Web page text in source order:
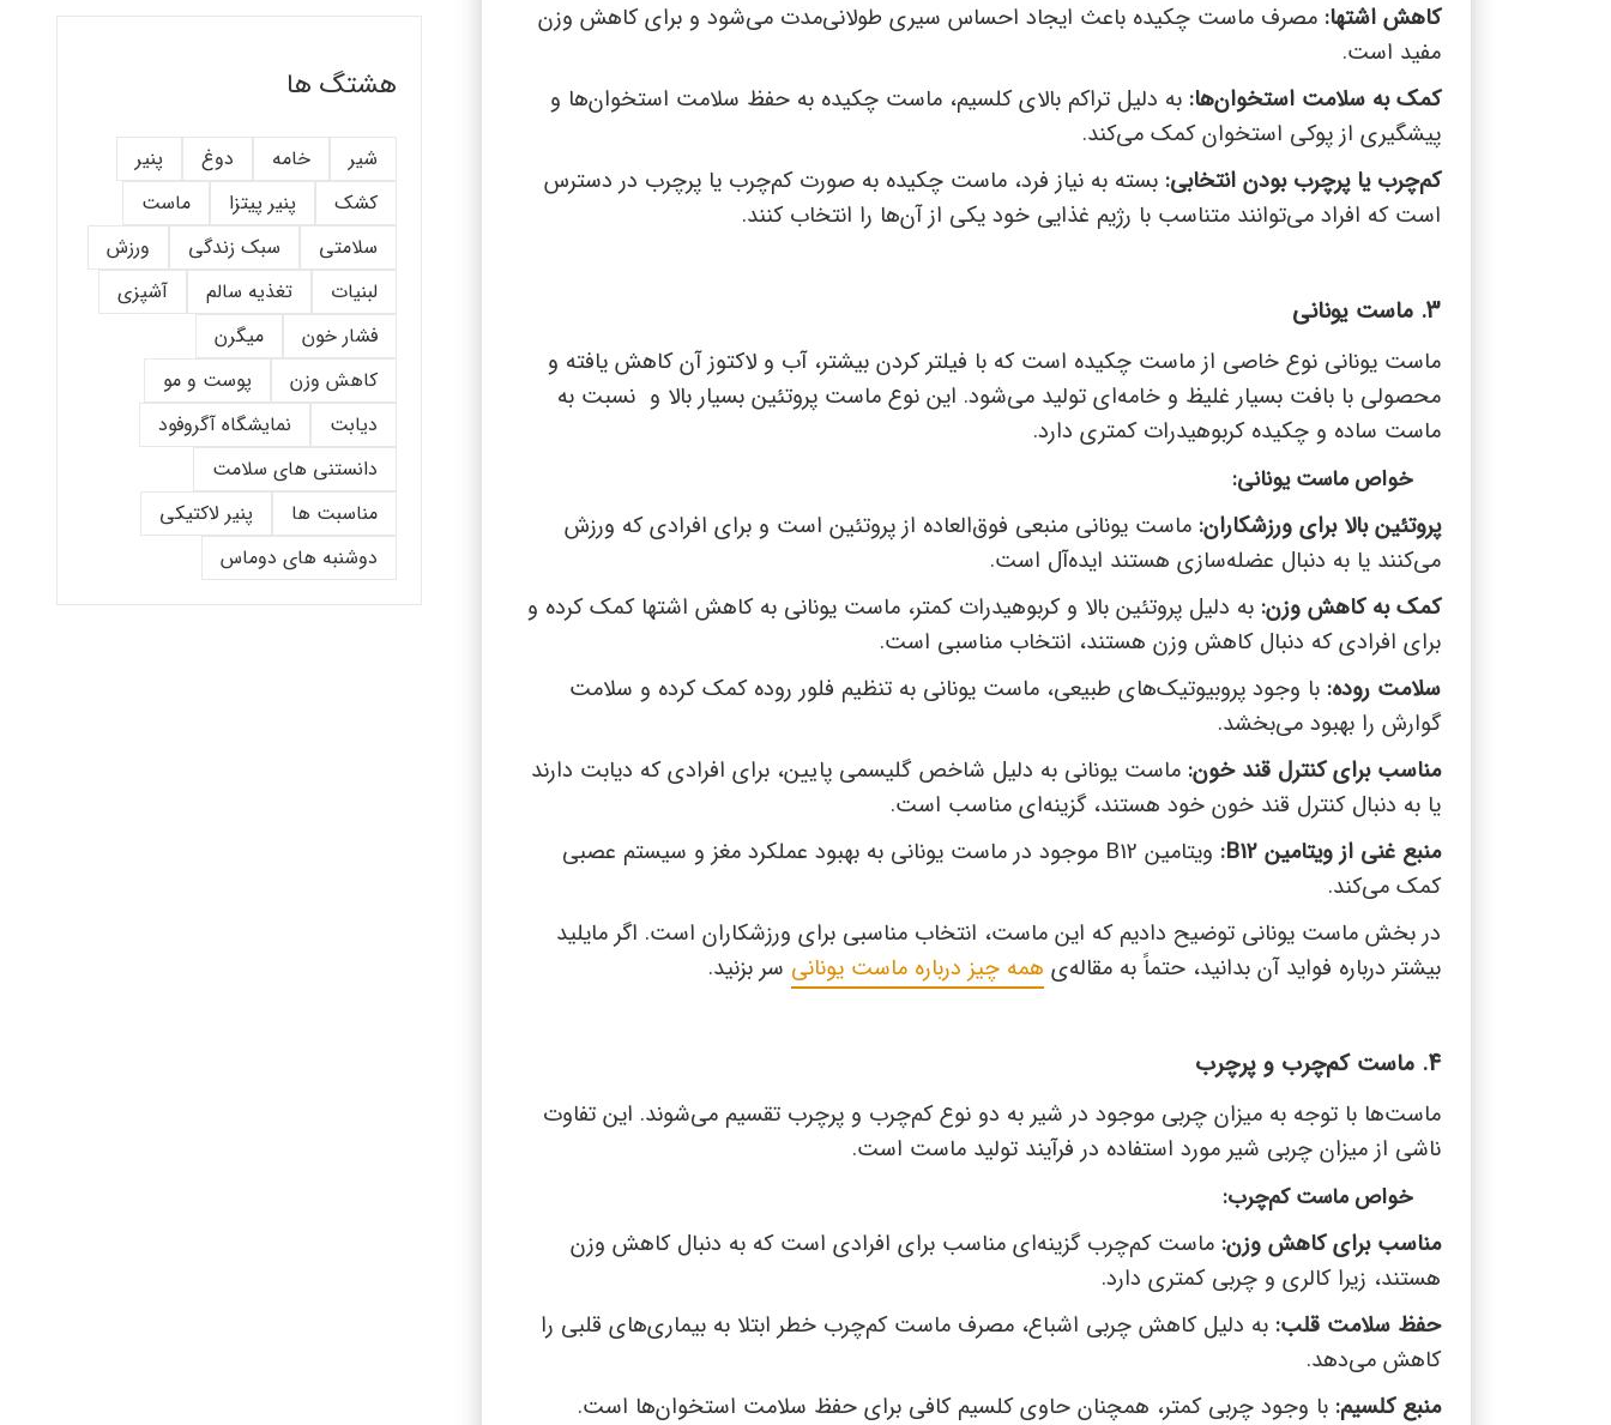
کاهش اشتها: مصرف ماست چکیده باعث ایجاد احساس سیری طولانی‌مدت می‌شود و برای کاهش وزن
مفید است.
کمک به سلامت استخوان‌ها: به دلیل تراکم بالای کلسیم، ماست چکیده به حفظ سلامت استخوان‌ها و
پیشگیری از پوکی استخوان کمک می‌کند.
کم‌چرب یا پرچرب بودن انتخابی: بسته به نیاز فرد، ماست چکیده به صورت کم‌چرب یا پرچرب در دسترس
است که افراد می‌توانند متناسب با رژیم غذایی خود یکی از آن‌ها را انتخاب کنند.
3. ماست یونانی
ماست یونانی نوع خاصی از ماست چکیده است که با فیلتر کردن بیشتر، آب و لاکتوز آن کاهش یافته و
محصولی با بافت بسیار غلیظ و خامه‌ای تولید می‌شود. این نوع ماست پروتئین بسیار بالا و نسبت به
ماست ساده و چکیده کربوهیدرات کمتری دارد.
خواص ماست یونانی:
پروتئین بالا برای ورزشکاران: ماست یونانی منبعی فوق‌العاده از پروتئین است و برای افرادی که ورزش
می‌کنند یا به دنبال عضله‌سازی هستند ایده‌آل است.
کمک به کاهش وزن: به دلیل پروتئین بالا و کربوهیدرات کمتر، ماست یونانی به کاهش اشتها کمک کرده و
برای افرادی که دنبال کاهش وزن هستند، انتخاب مناسبی است.
سلامت روده: با وجود پروبیوتیک‌های طبیعی، ماست یونانی به تنظیم فلور روده کمک کرده و سلامت
گوارش را بهبود می‌بخشد.
مناسب برای کنترل قند خون: ماست یونانی به دلیل شاخص گلیسمی پایین، برای افرادی که دیابت دارند
یا به دنبال کنترل قند خون خود هستند، گزینه‌ای مناسب است.
منبع غنی از ویتامین B12
: ویتامین B12 موجود در ماست یونانی به بهبود عملکرد مغز و سیستم عصبی
کمک می‌کند.
در بخش ماست یونانی توضیح دادیم که این ماست، انتخاب مناسبی برای ورزشکاران است. اگر مایلید
بیشتر درباره فواید آن بدانید، حتماً به مقاله‌ی همه چیز درباره ماست یونانی سر بزنید.
4. ماست کم‌چرب و پرچرب
ماست‌ها با توجه به میزان چربی موجود در شیر به دو نوع کم‌چرب و پرچرب تقسیم می‌شوند. این تفاوت
ناشی از میزان چربی شیر مورد استفاده در فرآیند تولید ماست است.
خواص ماست کم‌چرب:
مناسب برای کاهش وزن: ماست کم‌چرب گزینه‌ای مناسب برای افرادی است که به دنبال کاهش وزن
هستند، زیرا کالری و چربی کمتری دارد.
حفظ سلامت قلب: به دلیل کاهش چربی اشباع، مصرف ماست کم‌چرب خطر ابتلا به بیماری‌های قلبی را
کاهش می‌دهد.
منبع کلسیم: با وجود چربی کمتر، همچنان حاوی کلسیم کافی برای حفظ سلامت استخوان‌ها است.
هشتگ ها
شیر خامه دوغ
پنیر
کشک
پنیر پیتزا
ماست
سلامتی
سبک زندگی
ورزش
لبنیات
تغذیه سالم
آشپزی
فشار خون
میگرن
کاهش وزن
پوست و مو
دیابت
نمایشگاه آگروفود
دانستنی های سلامت
مناسبت ها
پنیر لاکتیکی
دوشنبه های دوماس